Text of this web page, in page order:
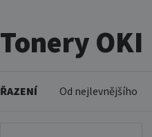
Tonery OKI
ŘAZENÍ Od nejlevnějšího